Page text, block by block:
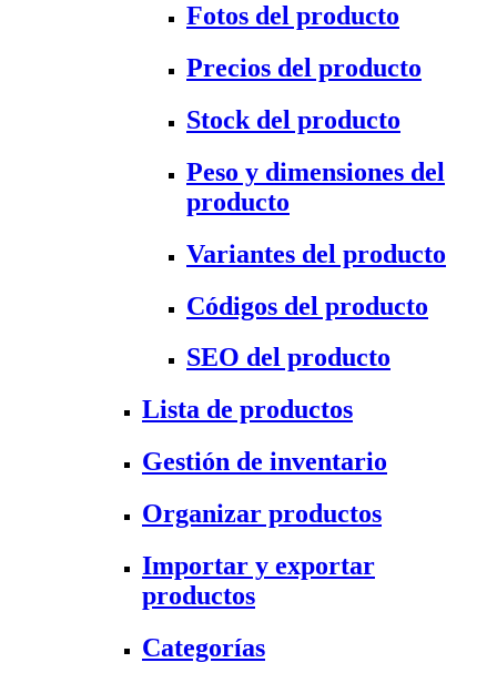
Fotos del producto
Precios del producto
Stock del producto
Peso y dimensiones del
producto
Variantes del producto
Códigos del producto
SEO del producto
Lista de productos
Gestión de inventario
Organizar productos
Importar y exportar
productos
Categorías